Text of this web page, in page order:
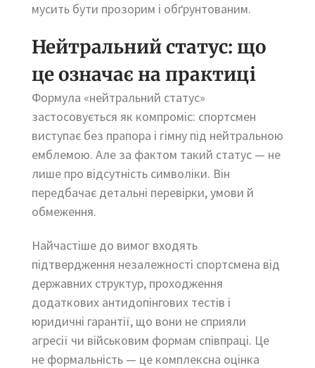
мусить бути прозорим і обґрунтованим.
Нейтральний статус: що
це означає на практиці
Формула «нейтральний статус»
застосовується як компроміс: спортсмен
виступає без прапора і гімну під нейтральною
емблемою. Але за фактом такий статус — не
лише про відсутність символіки. Він
передбачає детальні перевірки, умови й
обмеження.
Найчастіше до вимог входять
підтвердження незалежності спортсмена від
державних структур, проходження
додаткових антидопінгових тестів і
юридичні гарантії, що вони не сприяли
агресії чи військовим формам співпраці. Це
не формальність — це комплексна оцінка